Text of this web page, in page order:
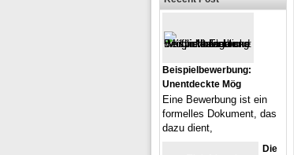
Beispielbewerbung:
Unentdeckte Mög
Eine Bewerbung ist ein
formelles Dokument, das
dazu dient,
Die